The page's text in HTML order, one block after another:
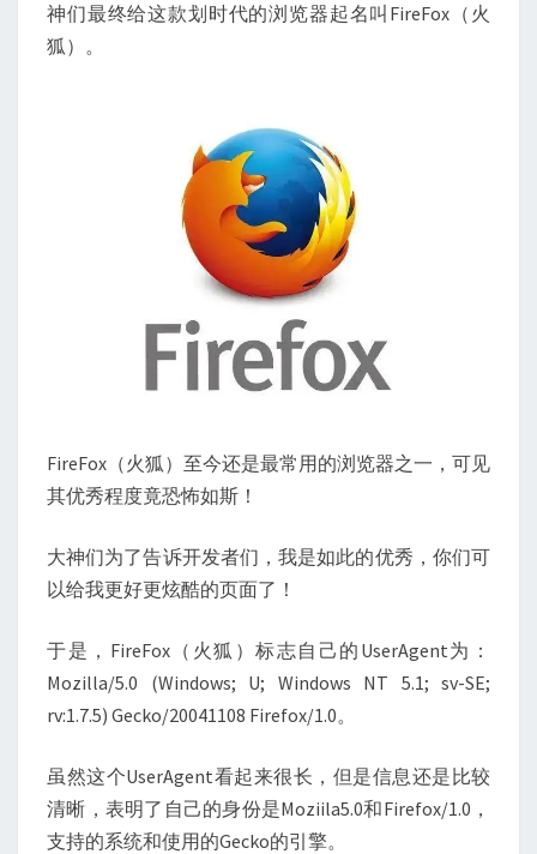
神们最终给这款划时代的浏览器起名叫FireFox（火
狐）。
FireFox（火狐）至今还是最常用的浏览器之一，可见
其优秀程度竟恐怖如斯！
大神们为了告诉开发者们，我是如此的优秀，你们可
以给我更好更炫酷的页面了！
于是，FireFox（火狐）标志自己的UserAgent为：
Mozilla/5.0 (Windows; U; Windows NT 5.1; sv-SE;
rv:1.7.5) Gecko/20041108 Firefox/1.0。
虽然这个UserAgent看起来很长，但是信息还是比较
清晰，表明了自己的身份是Moziila5.0和Firefox/1.0，
支持的系统和使用的Gecko的引擎。